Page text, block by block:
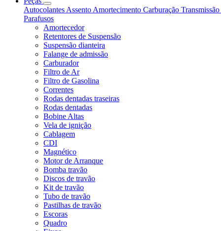
Autocolantes Assento Amortecimento Carburação Transmissão
Parafusos
Amortecedor
Retentores de Suspensão
Suspensão dianteira
Falange de admissão
Carburador
Filtro de Ar
Filtro de Gasolina
Correntes
Rodas dentadas traseiras
Rodas dentadas
Bobine Altas
Vela de ignição
Cablagem
CDI
Magnético
Motor de Arranque
Bomba travão
Discos de travão
Kit de travão
Tubo de travão
Pastilhas de travão
Escoras
Quadro